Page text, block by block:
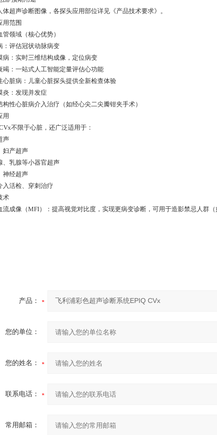
体超声诊断图像，各探头应用部位详见《产品技术要求》。
用范围
管领域（核心优势）
：评估冠状动脉病变
病：实时三维结构成像，定位病变
竭：一站式人工智能定量评估心功能
心脏病：儿童心脏探头提供全新检查体验
炎：发现并发症
构性心脏病介入治疗（如经心尖二尖瓣钳夹手术）
用
不限于心脏，还广泛适用于：
声
妇产超声
、乳腺等小器官超声
神经超声
入活检、穿刺治疗
术
流成像（MFI）：提高视觉对比度，实现更病变诊断，可用于造影禁忌人群
产品：
您的单位：
您的姓名：
联系电话：
常用邮箱：